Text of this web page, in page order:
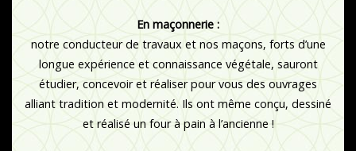
En maçonnerie :
notre conducteur de travaux et nos maçons, forts d’une
longue expérience et connaissance végétale, sauront
étudier, concevoir et réaliser pour vous des ouvrages
alliant tradition et modernité. Ils ont même conçu, dessiné
et réalisé un four à pain à l’ancienne !